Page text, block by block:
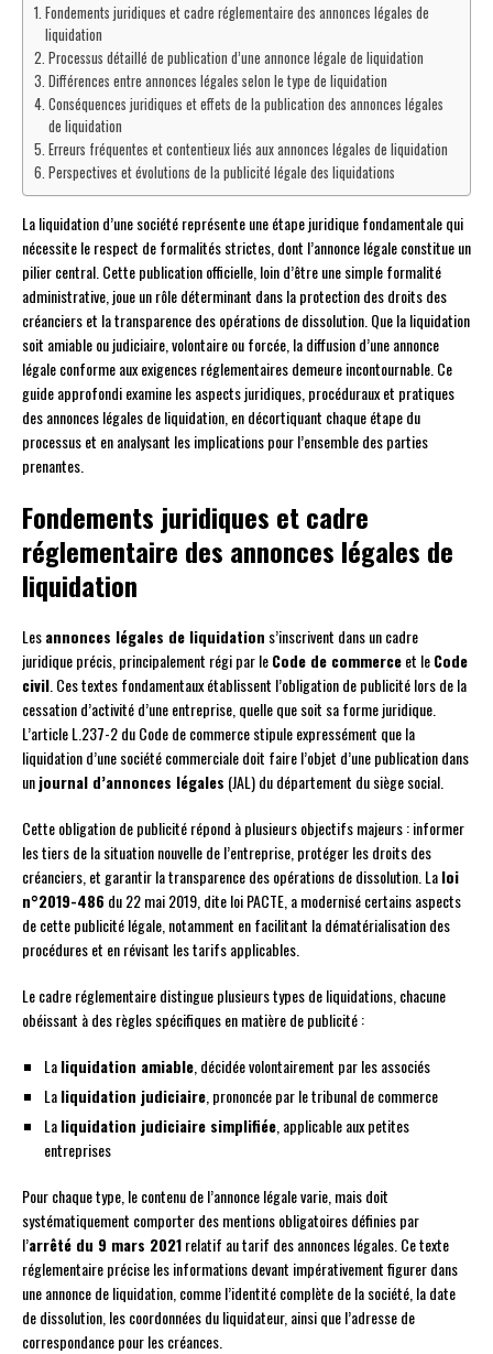
Fondements juridiques et cadre réglementaire des annonces légales de
liquidation
Processus détaillé de publication d’une annonce légale de liquidation
Différences entre annonces légales selon le type de liquidation
Conséquences juridiques et effets de la publication des annonces légales
de liquidation
Erreurs fréquentes et contentieux liés aux annonces légales de liquidation
Perspectives et évolutions de la publicité légale des liquidations
La liquidation d’une société représente une étape juridique fondamentale qui
nécessite le respect de formalités strictes, dont l’annonce légale constitue un
pilier central. Cette publication officielle, loin d’être une simple formalité
administrative, joue un rôle déterminant dans la protection des droits des
créanciers et la transparence des opérations de dissolution. Que la liquidation
soit amiable ou judiciaire, volontaire ou forcée, la diffusion d’une annonce
légale conforme aux exigences réglementaires demeure incontournable. Ce
guide approfondi examine les aspects juridiques, procéduraux et pratiques
des annonces légales de liquidation, en décortiquant chaque étape du
processus et en analysant les implications pour l’ensemble des parties
prenantes.
Fondements juridiques et cadre
réglementaire des annonces légales de
liquidation
Lesannonces légales de liquidation s’inscrivent dans un cadre
juridique précis, principalement régi par leCode de commerceet leCode
civil . Ces textes fondamentaux établissent l’obligation de publicité lors de la
cessation d’activité d’une entreprise, quelle que soit sa forme juridique.
L’article L.237-2 du Code de commerce stipule expressément que la
liquidation d’une société commerciale doit faire l’objet d’une publication dans
unjournal d’annonces légales (JAL) du département du siège social.
Cette obligation de publicité répond à plusieurs objectifs majeurs : informer
les tiers de la situation nouvelle de l’entreprise, protéger les droits des
créanciers, et garantir la transparence des opérations de dissolution. Laloi
n°2019-486 du 22 mai 2019, dite loi PACTE, a modernisé certains aspects
de cette publicité légale, notamment en facilitant la dématérialisation des
procédures et en révisant les tarifs applicables.
Le cadre réglementaire distingue plusieurs types de liquidations, chacune
obéissant à des règles spécifiques en matière de publicité :
Laliquidation amiable , décidée volontairement par les associés
Laliquidation judiciaire , prononcée par le tribunal de commerce
Laliquidation judiciaire simplifiée , applicable aux petites
entreprises
Pour chaque type, le contenu de l’annonce légale varie, mais doit
systématiquement comporter des mentions obligatoires définies par
l’arrêté du 9 mars 2021relatif au tarif des annonces légales. Ce texte
réglementaire précise les informations devant impérativement figurer dans
une annonce de liquidation, comme l’identité complète de la société, la date
de dissolution, les coordonnées du liquidateur, ainsi que l’adresse de
correspondance pour les créances.